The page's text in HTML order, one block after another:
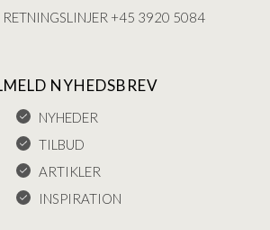
+45 3920 5084
NYHEDSBREV
NYHEDER
TILBUD
ARTIKLER
INSPIRATION